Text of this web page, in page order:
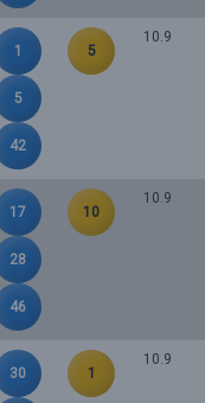
1
5
42
5
10.9
17
28
46
10
10.9
30
1
10.9